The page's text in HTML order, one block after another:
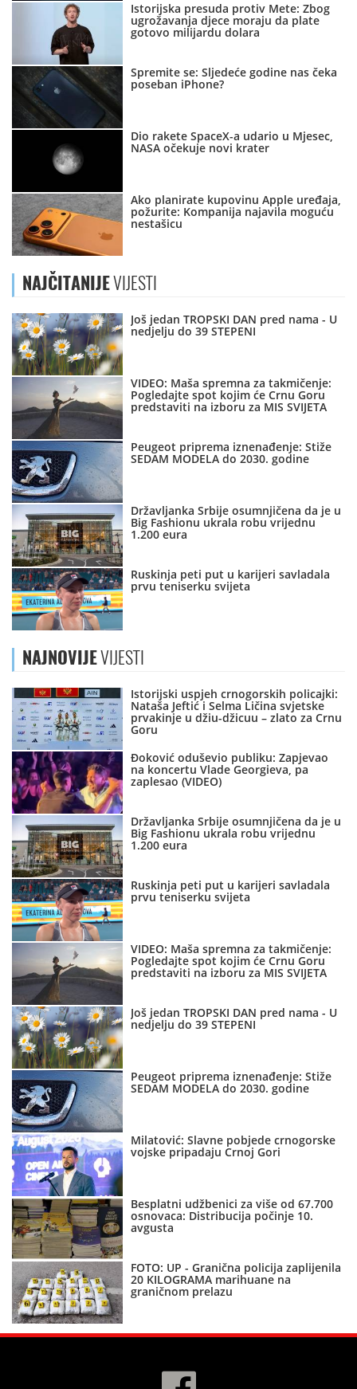
Istorijska presuda protiv Mete: Zbog
ugrožavanja djece moraju da plate
gotovo milijardu dolara
Spremite se: Sljedeće godine nas čeka
poseban iPhone?
Dio rakete SpaceX-a udario u Mjesec,
NASA očekuje novi krater
Ako planirate kupovinu Apple uređaja,
požurite: Kompanija najavila moguću
nestašicu
NAJČITANIJEVIJESTI
Još jedan TROPSKI DAN pred nama - U
nedjelju do 39 STEPENI
VIDEO: Maša spremna za takmičenje:
Pogledajte spot kojim će Crnu Goru
predstaviti na izboru za MIS SVIJETA
Peugeot priprema iznenađenje: Stiže
SEDAM MODELA do 2030. godine
Državljanka Srbije osumnjičena da je u
Big Fashionu ukrala robu vrijednu
1.200 eura
Ruskinja peti put u karijeri savladala
prvu teniserku svijeta
NAJNOVIJEVIJESTI
Istorijski uspjeh crnogorskih policajki:
Nataša Jeftić i Selma Ličina svjetske
prvakinje u džiu-džicuu – zlato za Crnu
Goru
Đoković oduševio publiku: Zapjevao
na koncertu Vlade Georgieva, pa
zaplesao (VIDEO)
Državljanka Srbije osumnjičena da je u
Big Fashionu ukrala robu vrijednu
1.200 eura
Ruskinja peti put u karijeri savladala
prvu teniserku svijeta
VIDEO: Maša spremna za takmičenje:
Pogledajte spot kojim će Crnu Goru
predstaviti na izboru za MIS SVIJETA
Još jedan TROPSKI DAN pred nama - U
nedjelju do 39 STEPENI
Peugeot priprema iznenađenje: Stiže
SEDAM MODELA do 2030. godine
Milatović: Slavne pobjede crnogorske
vojske pripadaju Crnoj Gori
Besplatni udžbenici za više od 67.700
osnovaca: Distribucija počinje 10.
avgusta
FOTO: UP - Granična policija zaplijenila
20 KILOGRAMA marihuane na
graničnom prelazu